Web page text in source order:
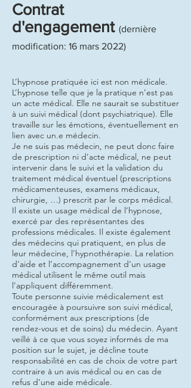
Contrat
d'engagement (dernière
modification: 16 mars 2022)
L’hypnose pratiquée ici est non médicale.
L’hypnose telle que je la pratique n’est pas
un acte médical. Elle ne saurait se substituer
à un suivi médical (dont psychiatrique). Elle
travaille sur les émotions, éventuellement en
lien avec un.e médecin.
Je ne suis pas médecin, ne peut donc faire
de prescription ni d’acte médical, ne peut
intervenir dans le suivi et la validation du
traitement médical éventuel (prescriptions
médicamenteuses, examens médicaux,
chirurgie, …) prescrit par le corps médical.
Il existe un usage médical de l’hypnose,
exercé par des représentantes des
professions médicales. Il existe également
des médecins qui pratiquent, en plus de
leur médecine, l’hypnothérapie. La relation
d’aide et l’accompagnement d’un usage
médical utilisent le même outil mais
l’appliquent différemment.
Toute personne suivie médicalement est
encouragée à poursuivre son suivi médical,
conformément aux prescriptions (de
rendez-vous et de soins) du médecin. Ayant
veillé à ce que vous soyez informés de ma
position sur le sujet, je décline toute
responsabilité en cas de choix de votre part
contraire à un avis médical ou en cas de
refus d’une aide médicale.